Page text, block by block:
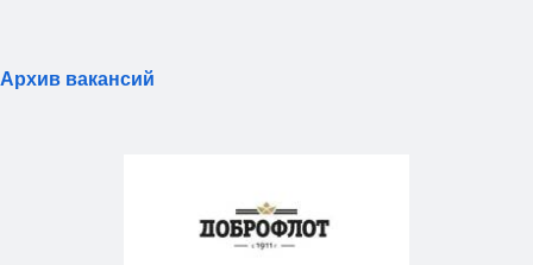
Архив вакансий